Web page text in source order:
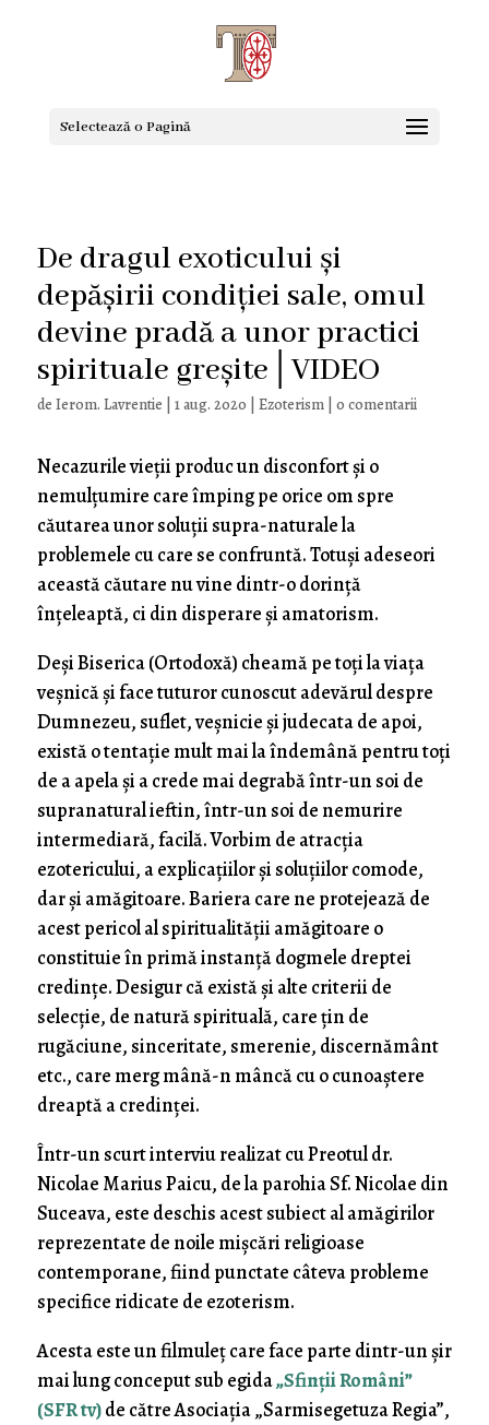
Selectează o Pagină
De dragul exoticului și
depășirii condiției sale, omul
devine pradă a unor practici
spirituale greșite│VIDEO
de Ierom. Lavrentie 1 aug. 2020 Ezoterism| 0 comentarii
Necazurile vieții produc un disconfort și o
nemulțumire care împing pe orice om spre
căutarea unor soluții supra-naturale la
problemele cu care se confruntă. Totuși adeseori
această căutare nu vine dintr-o dorință
înțeleaptă, ci din disperare și amatorism.
Deși Biserica (Ortodoxă) cheamă pe toți la viața
veșnică și face tuturor cunoscut adevărul despre
Dumnezeu, suflet, veșnicie și judecata de apoi,
există o tentație mult mai la îndemână pentru toți
de a apela și a crede mai degrabă într-un soi de
supranatural ieftin, într-un soi de nemurire
intermediară, facilă. Vorbim de atracția
ezotericului, a explicațiilor și soluțiilor comode,
dar și amăgitoare. Bariera care ne protejează de
acest pericol al spiritualității amăgitoare o
constituie în primă instanță dogmele dreptei
credințe. Desigur că există și alte criterii de
selecție, de natură spirituală, care țin de
rugăciune, sinceritate, smerenie, discernământ
etc., care merg mână-n mâncă cu o cunoaștere
dreaptă a credinței.
Într-un scurt interviu realizat cu Preotul dr.
Nicolae Marius Paicu, de la parohia Sf. Nicolae din
Suceava, este deschis acest subiect al amăgirilor
reprezentate de noile mișcări religioase
contemporane, fiind punctate câteva probleme
specifice ridicate de ezoterism.
Acesta este un filmuleț care face parte dintr-un șir
mai lung conceput sub egida„Sfinții Români”
(SFR tv)de către Asociația „Sarmisegetuza Regia”,